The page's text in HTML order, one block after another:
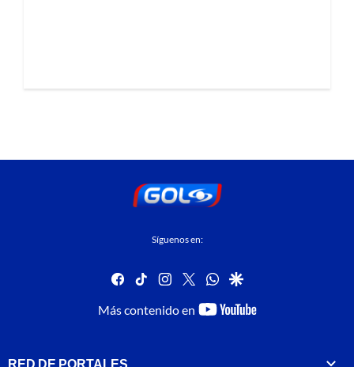
Síguenos en:
facebook
tiktok instagram
twitterwhatsapp
google
Más contenido en
youtube-
RED DE PORTALES